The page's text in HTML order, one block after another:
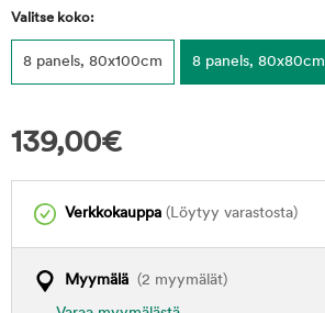
Valitse koko:
8 panels, 80x100cm 8 panels, 80x80cm
139,00€
Verkkokauppa (Löytyy varastosta)
Myymälä (2 myymälät)